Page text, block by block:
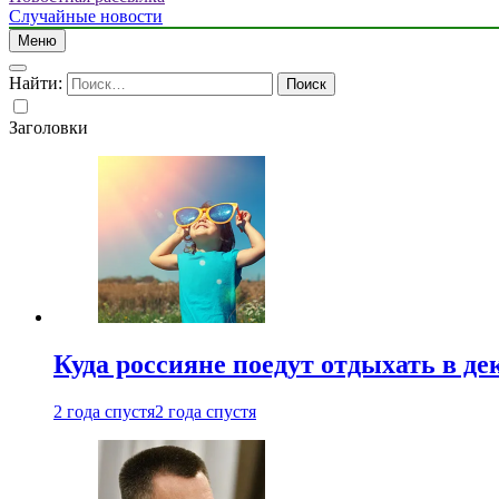
Случайные новости
Меню
Найти:
Заголовки
Куда россияне поедут отдыхать в
2 года спустя2 года спустя